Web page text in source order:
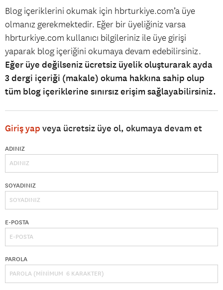
Blog içeriklerini okumak için hbrturkiye.com’a üye
olmanız gerekmektedir. Eğer bir üyeliğiniz varsa
hbrturkiye.com kullanıcı bilgileriniz ile üye girişi
yaparak blog içeriğini okumaya devam edebilirsiniz.
Eğer üye değilseniz ücretsiz üyelik oluşturarak ayda
3 dergi içeriği (makale) okuma hakkına sahip olup
tüm blog içeriklerine sınırsız erişim sağlayabilirsiniz.
Giriş yap veya ücretsiz üye ol, okumaya devam et
ADINIZ
SOYADINIZ
E-POSTA
PAROLA